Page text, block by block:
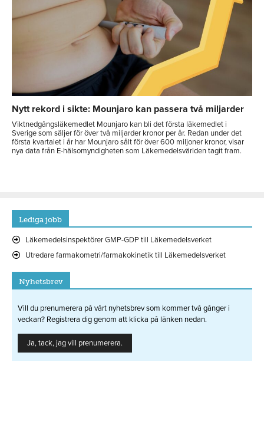
Nytt rekord i sikte: Mounjaro kan passera två miljarder
Viktnedgångsläkemedlet Mounjaro kan bli det första läkemedlet i
Sverige som säljer för över två miljarder kronor per år. Redan under det
första kvartalet i år har Mounjaro sålt för över 600 miljoner kronor, visar
nya data från E-hälsomyndigheten som Läkemedelsvärlden tagit fram.
Lediga jobb
Läkemedelsinspektörer GMP-GDP till Läkemedelsverket
Utredare farmakometri/farmakokinetik till Läkemedelsverket
Nyhetsbrev
Vill du prenumerera på vårt nyhetsbrev som kommer två gånger i
veckan? Registrera dig genom att klicka på länken nedan.
Ja, tack, jag vill prenumerera.